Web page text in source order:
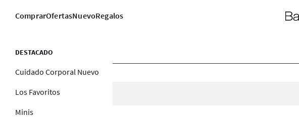
ComprarOfertasNuevoRegalos
DESTACADO
Cuidado Corporal Nuevo
Los Favoritos
Minis